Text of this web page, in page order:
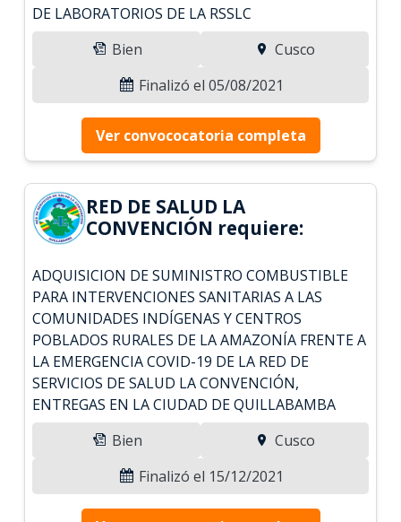
DE LABORATORIOS DE LA RSSLC
Bien
Cusco
Finalizó el 05/08/2021
Ver convococatoria completa
RED DE SALUD LA
CONVENCIÓN requiere:
ADQUISICION DE SUMINISTRO COMBUSTIBLE
PARA INTERVENCIONES SANITARIAS A LAS
COMUNIDADES INDÍGENAS Y CENTROS
POBLADOS RURALES DE LA AMAZONÍA FRENTE A
LA EMERGENCIA COVID-19 DE LA RED DE
SERVICIOS DE SALUD LA CONVENCIÓN,
ENTREGAS EN LA CIUDAD DE QUILLABAMBA
Bien
Cusco
Finalizó el 15/12/2021